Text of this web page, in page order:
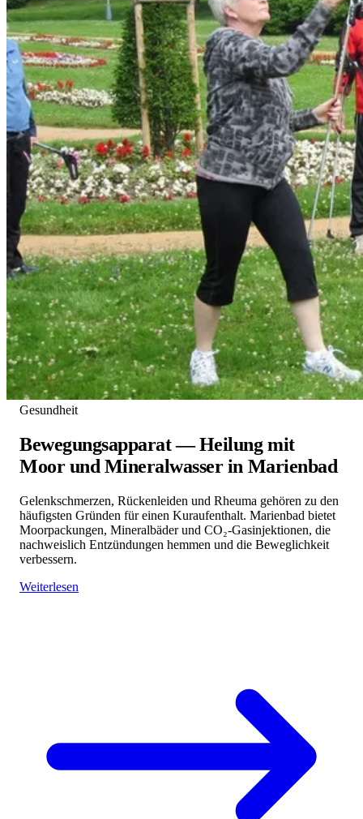
Gesundheit
Bewegungsapparat — Heilung mit
Moor und Mineralwasser in Marienbad
Gelenkschmerzen, Rückenleiden und Rheuma gehören zu den
häufigsten Gründen für einen Kuraufenthalt. Marienbad bietet
Moorpackungen, Mineralbäder und CO₂-Gasinjektionen, die
nachweislich Entzündungen hemmen und die Beweglichkeit
verbessern.
Weiterlesen